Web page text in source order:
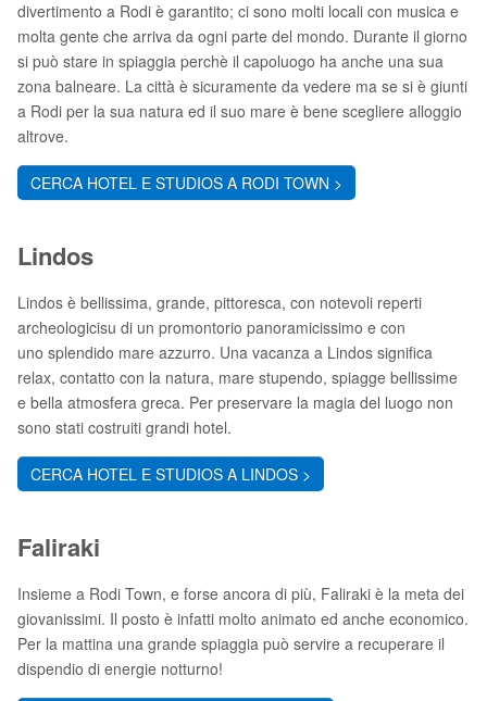
divertimento a Rodi è garantito; ci sono molti locali con musica e
molta gente che arriva da ogni parte del mondo. Durante il giorno
si può stare in spiaggia perchè il capoluogo ha anche una sua
zona balneare. La città è sicuramente da vedere ma se si è giunti
a Rodi per la sua natura ed il suo mare è bene scegliere alloggio
altrove.
CERCA HOTEL E STUDIOS A RODI TOWN >
Lindos
Lindos è bellissima, grande, pittoresca, con notevoli reperti
archeologicisu di un promontorio panoramicissimo e con
uno splendido mare azzurro. Una vacanza a Lindos significa
relax, contatto con la natura, mare stupendo, spiagge bellissime
e bella atmosfera greca. Per preservare la magia del luogo non
sono stati costruiti grandi hotel.
CERCA HOTEL E STUDIOS A LINDOS >
Faliraki
Insieme a Rodi Town, e forse ancora di più, Faliraki è la meta dei
giovanissimi. Il posto è infatti molto animato ed anche economico.
Per la mattina una grande spiaggia può servire a recuperare il
dispendio di energie notturno!